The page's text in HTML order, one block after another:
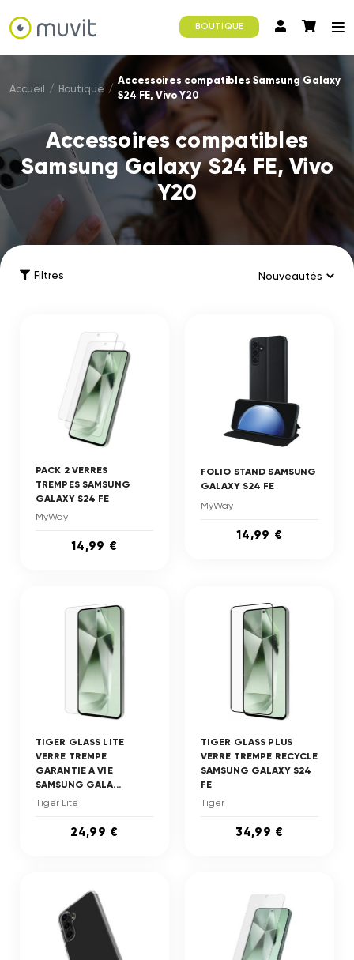
BOUTIQUE
Accueil / Boutique /
Accessoires compatibles Samsung Galaxy
S24 FE, Vivo Y20
Accessoires compatibles
Samsung Galaxy S24 FE, Vivo
Y20
Filtres
PACK 2 VERRES
TREMPES SAMSUNG
GALAXY S24 FE
MyWay
14,99 €
FOLIO STAND SAMSUNG
GALAXY S24 FE
MyWay
14,99 €
TIGER GLASS LITE
VERRE TREMPE
GARANTIE A VIE
SAMSUNG GALA...
Tiger Lite
24,99 €
TIGER GLASS PLUS
VERRE TREMPE RECYCLE
SAMSUNG GALAXY S24
FE
Tiger
34,99 €